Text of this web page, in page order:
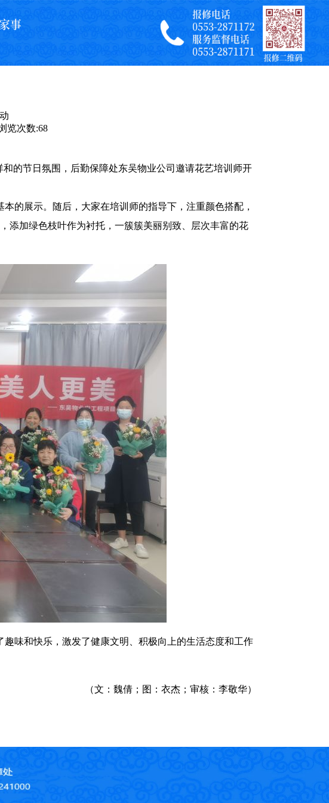
览次数:68
的节日氛围，后勤保障处东吴物业公司邀请花艺培训师开
的展示。随后，大家在培训师的指导下，注重颜色搭配，
添加绿色枝叶作为衬托，一簇簇美丽别致、层次丰富的花
味和快乐，激发了健康文明、积极向上的生活态度和工作
（文：魏倩；图：衣杰；审核：李敬华）